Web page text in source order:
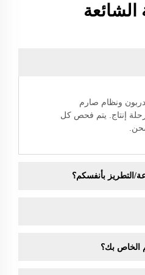
الشائعة
ونظام صارم
إنتاج. يتم فحص كل
التطريز بأنفسكم؟
الخاص بك؟